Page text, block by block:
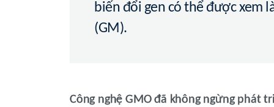
biến đổi gen có thể được xem
(GM).
Công nghệ GMO đã không ngừng phát